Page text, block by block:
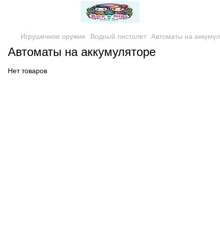
Игрушечное оружие Водный пистолет Автоматы на
Автоматы на аккумуляторе
Нет товаров